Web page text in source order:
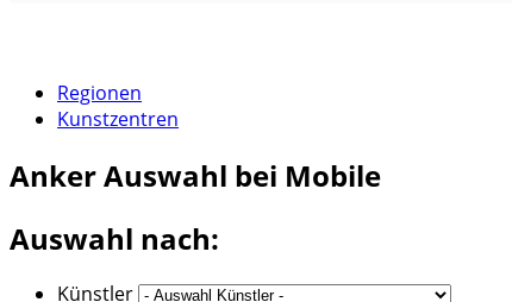
Regionen
Kunstzentren
AnkerAuswahl bei Mobile
Auswahl nach:
Künstler